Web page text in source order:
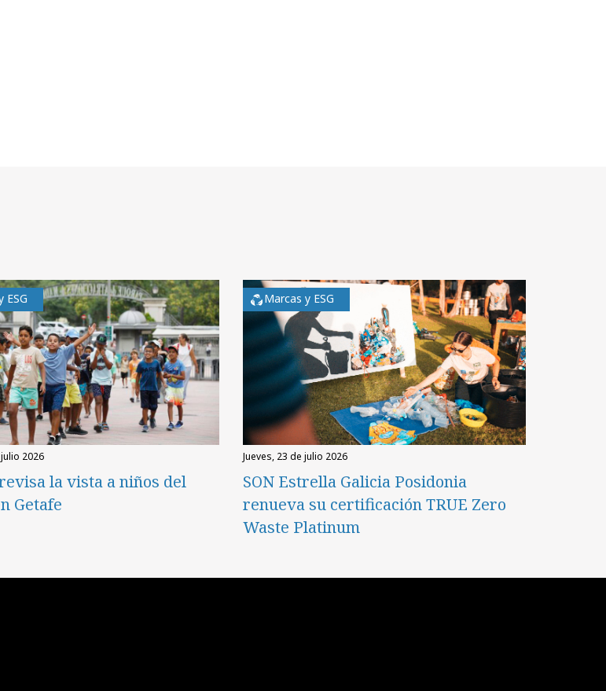
ESG
julio 2026
la vista a niños del
Getafe
Marcas y ESG
jueves, 23 de julio 2026
SON Estrella Galicia Posidonia
renueva su certificación TRUE Zero
Waste Platinum